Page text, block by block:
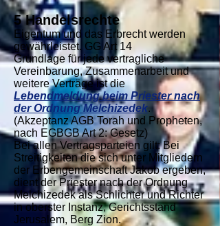
5 Handelsrechte
Eigentum und das Erbrecht werden
gewährleistet. GG Art 14
Grundlage für jede vertragliche
Vereinbarung, Zusammenarbeit und
weitere Verträge ist die
Lebendmeldung beim Priester nach
der Ordnung Melchizedek.
(Akzeptanz AGB Torah und Propheten,
nach EGBGB Art 2: Gesetz)
Bei allen Vertragsparteien gilt: Bei
Streitigkeiten die sich unter Mitgliedern
der Erbengemeinschaft Jakob ergeben,
dient der Priester nach der Ordnung
Melchizedek als Schlichter und Richter
in oberster Instanz, Gerichtsstand
Jerusalem, Berg Zion.